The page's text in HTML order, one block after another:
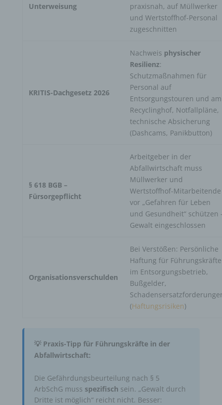
Unterweisung
praxisnah, auf Müllwerker
und Wertstoffhof-Personal
zugeschnitten
KRITIS-Dachgesetz 2026
Nachweis physischer
Resilienz:
Schutzmaßnahmen für
Personal auf
Entsorgungstouren und am
Recyclinghof, Notfallpläne,
technische Absicherung
(Dashcams, Panikbutton)
§ 618 BGB –
Fürsorgepflicht
Arbeitgeber in der
Abfallwirtschaft muss
Müllwerker und
Wertstoffhof-Mitarbeitende
vor „Gefahren für Leben
und Gesundheit“ schützen
Gewalt eingeschlossen
Organisationsverschulden
Bei Verstößen: Persönliche
Haftung für Führungskräfte
im Entsorgungsbetrieb,
Bußgelder,
(Haftungsrisiken)
💡 Praxis-Tipp für Führungskräfte in der
Abfallwirtschaft:
Die Gefährdungsbeurteilung nach § 5
ArbSchG muss spezifisch sein. „Gewalt durch
Dritte ist möglich“ reicht nicht. Besser: